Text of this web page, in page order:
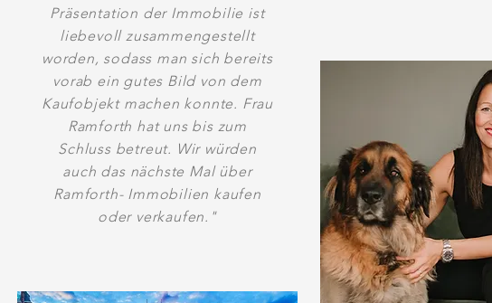
Präsentation der Immobilie ist
liebevoll zusammengestellt
worden, sodass man sich bereits
vorab ein gutes Bild von dem
Kaufobjekt machen konnte. Frau
Ramforth hat uns bis zum
Schluss betreut. Wir würden
auch das nächste Mal über
Ramforth- Immobilien kaufen
oder verkaufen."